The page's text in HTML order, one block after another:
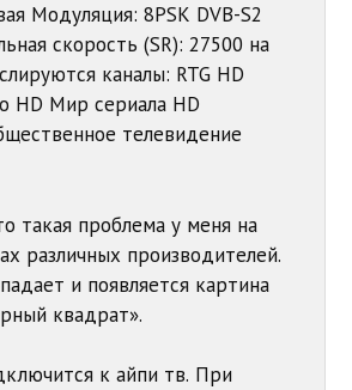
Модуляция: 8PSK DVB-S2
скорость (SR): 27500 на
каналы: RTG HD
HD Мир сериала HD
телевидение
такая проблема у меня на
различных производителей.
и появляется картина
квадрат».
к айпи тв. При